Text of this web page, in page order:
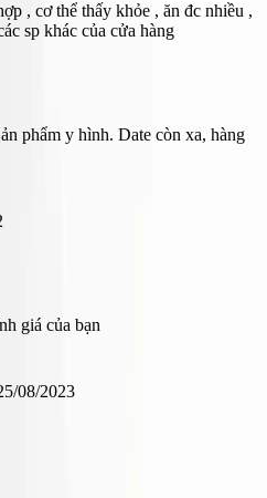
, cơ thể thấy khỏe , ăn đc nhiều ,
sp khác của cửa hàng
phẩm y hình. Date còn xa, hàng
giá của bạn
08/2023